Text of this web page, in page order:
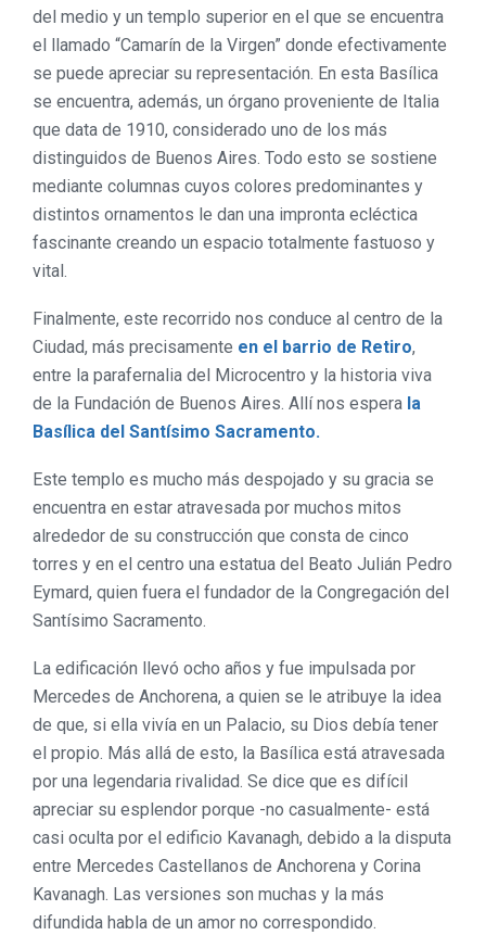
del medio y un templo superior en el que se encuentra
el llamado “Camarín de la Virgen” donde efectivamente
se puede apreciar su representación. En esta Basílica
se encuentra, además, un órgano proveniente de Italia
que data de 1910, considerado uno de los más
distinguidos de Buenos Aires. Todo esto se sostiene
mediante columnas cuyos colores predominantes y
distintos ornamentos le dan una impronta ecléctica
fascinante creando un espacio totalmente fastuoso y
vital.
Finalmente, este recorrido nos conduce al centro de la
Ciudad, más precisamente en el barrio de Retiro,
entre la parafernalia del Microcentro y la historia viva
de la Fundación de Buenos Aires. Allí nos espera la
Basílica del Santísimo Sacramento.
Este templo es mucho más despojado y su gracia se
encuentra en estar atravesada por muchos mitos
alrededor de su construcción que consta de cinco
torres y en el centro una estatua del Beato Julián Pedro
Eymard, quien fuera el fundador de la Congregación del
Santísimo Sacramento.
La edificación llevó ocho años y fue impulsada por
Mercedes de Anchorena, a quien se le atribuye la idea
de que, si ella vivía en un Palacio, su Dios debía tener
el propio. Más allá de esto, la Basílica está atravesada
por una legendaria rivalidad. Se dice que es difícil
apreciar su esplendor porque -no casualmente- está
casi oculta por el edificio Kavanagh, debido a la disputa
entre Mercedes Castellanos de Anchorena y Corina
Kavanagh. Las versiones son muchas y la más
difundida habla de un amor no correspondido.